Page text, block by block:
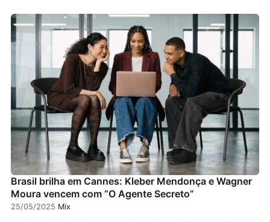
Brasil brilha em Cannes: Kleber Mendonça e Wagner
Moura vencem com “O Agente Secreto”
25/05/2025 Mix